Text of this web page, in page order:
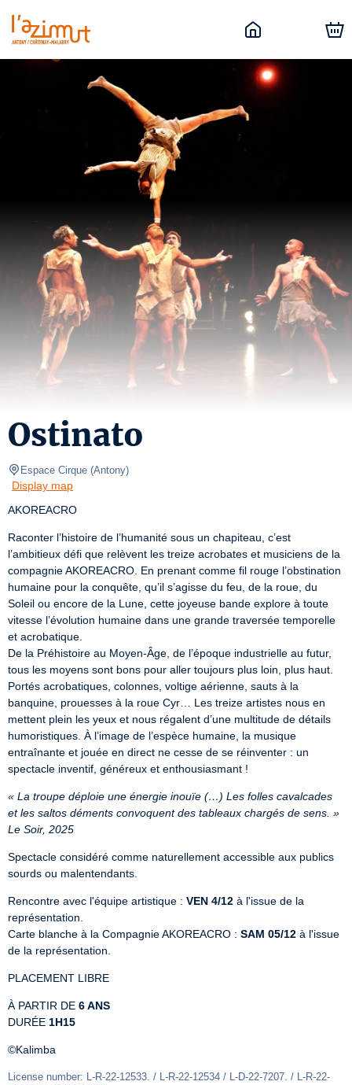
Ostinato
Espace Cirque (Antony)
Display map
AKOREACRO
Raconter l’histoire de l’humanité sous un chapiteau, c’est
l’ambitieux défi que relèvent les treize acrobates et musiciens de la
compagnie AKOREACRO. En prenant comme fil rouge l’obstination
humaine pour la conquête, qu’il s’agisse du feu, de la roue, du
Soleil ou encore de la Lune, cette joyeuse bande explore à toute
vitesse l’évolution humaine dans une grande traversée temporelle
et acrobatique.
De la Préhistoire au Moyen-Âge, de l’époque industrielle au futur,
tous les moyens sont bons pour aller toujours plus loin, plus haut.
Portés acrobatiques, colonnes, voltige aérienne, sauts à la
banquine, prouesses à la roue Cyr… Les treize artistes nous en
mettent plein les yeux et nous régalent d’une multitude de détails
humoristiques. À l’image de l’espèce humaine, la musique
entraînante et jouée en direct ne cesse de se réinventer : un
spectacle inventif, généreux et enthousiasmant !
« La troupe déploie une énergie inouïe (…) Les folles cavalcades
et les saltos déments convoquent des tableaux chargés de sens. »
Le Soir, 2025
Spectacle considéré comme naturellement accessible aux publics
sourds ou malentendants.
Rencontre avec l'équipe artistique : VEN 4/12 à l'issue de la
représentation.
Carte blanche à la Compagnie AKOREACRO : SAM 05/12 à l'issue
de la représentation.
PLACEMENT LIBRE
À PARTIR DE 6 ANS
DURÉE 1H15
©Kalimba
License number: L-R-22-12533. / L-R-22-12534 / L-D-22-7207. / L-R-22-